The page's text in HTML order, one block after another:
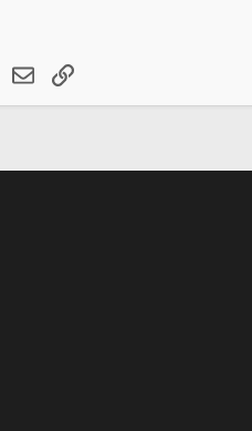
WhatsApp
EmailLink